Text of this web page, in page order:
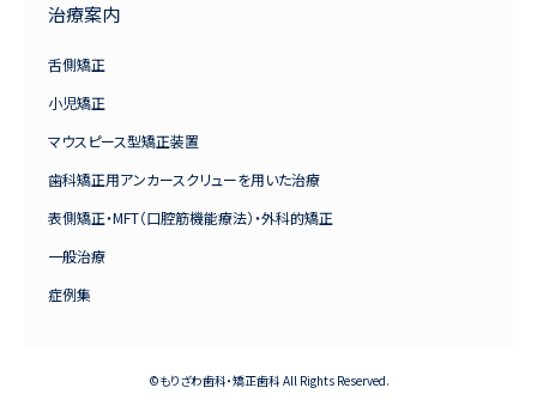
治療案内
舌側矯正
小児矯正
マウスピース型矯正装置
歯科矯正用アンカースクリューを用いた治療
表側矯正・MFT（口腔筋機能療法）・外科的矯正
一般治療
症例集
©もりざわ歯科・矯正歯科 All Rights Reserved.